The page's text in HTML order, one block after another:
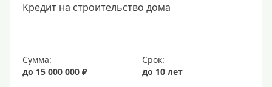
Кредит на строительство дома
Сумма:
до 15 000 000 ₽
Срок:
до 10 лет